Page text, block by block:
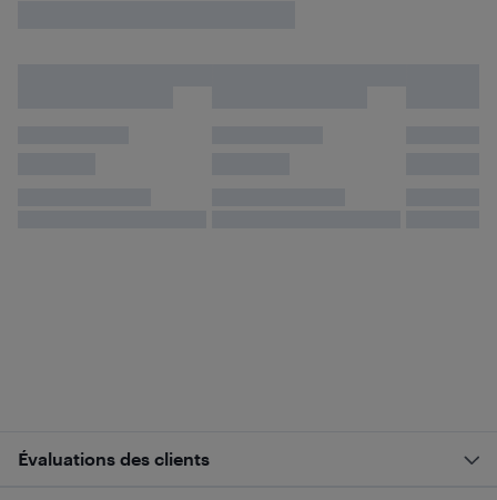
Évaluations des clients